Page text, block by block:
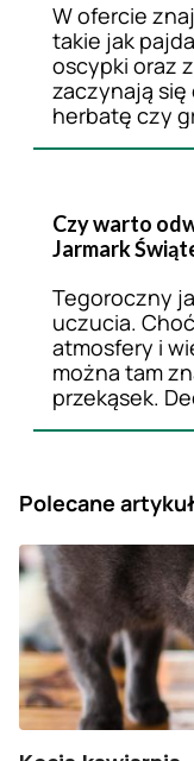
W ofercie
takie jak
oscypki oraz
zaczynają się
herbatę czy
Czy warto
Jarmark
Tegoroczny
uczucia.
atmosfery i
można tam
przekąsek.
Polecane